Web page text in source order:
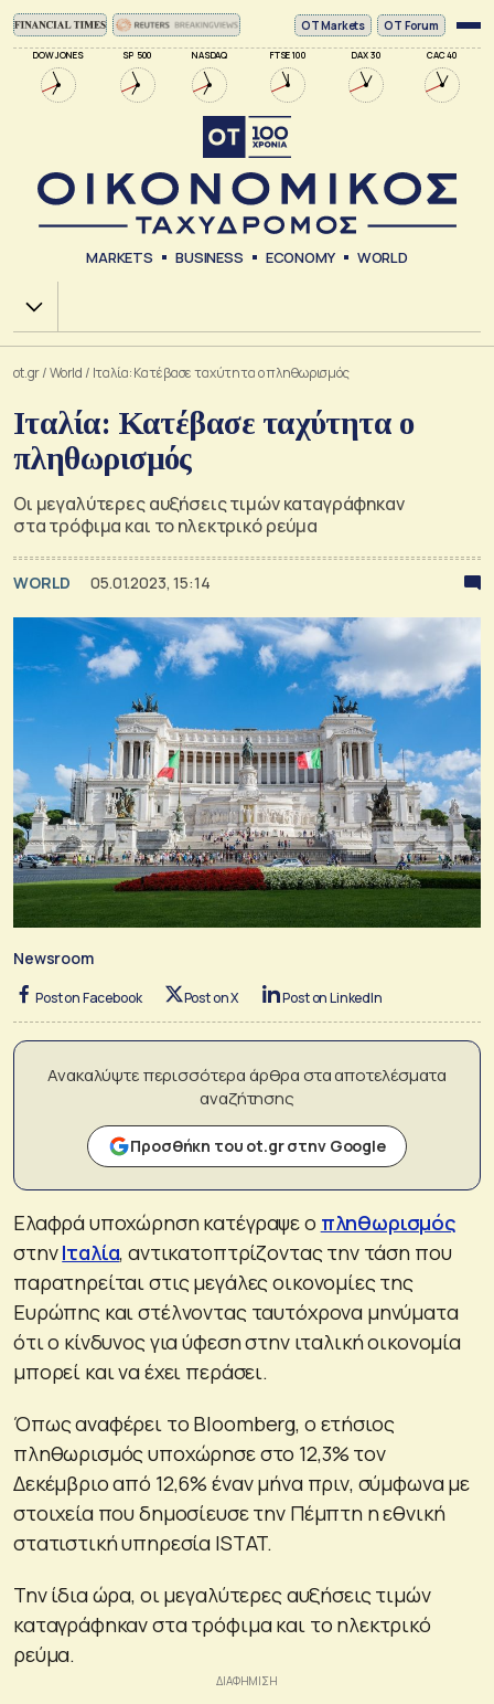
DOW JONES SP 500 NASDAQ FTSE 100 DAX 30 CAC 40
ΟΤ Markets OT Forum
MARKETS BUSINESS ECONOMY WORLD
Χ.Α.
ot.gr/World / Ιταλία: Κατέβασε ταχύτητα ο πληθωρισμός
Ιταλία: Κατέβασε ταχύτητα ο
πληθωρισμός
Οι μεγαλύτερες αυξήσεις τιμών καταγράφηκαν
στα τρόφιμα και το ηλεκτρικό ρεύμα
WORLD 05.01.2023, 15:14
Newsroom
Post on Facebook Post on X Post on LinkedIn
Ανακαλύψτε περισσότερα άρθρα στα αποτελέσματα
αναζήτησης
Προσθήκη του ot.gr στην Google
Ελαφρά υποχώρηση κατέγραψε ο πληθωρισμός
στηνΙταλία, αντικατοπτρίζοντας την τάση που
παρατηρείται στις μεγάλες οικονομίες της
Ευρώπης και στέλνοντας ταυτόχρονα μηνύματα
ότι ο κίνδυνος για ύφεση στην ιταλική οικονομία
μπορεί και να έχει περάσει.
Όπως αναφέρει το Bloomberg, ο ετήσιος
πληθωρισμός υποχώρησε στο 12,3% τον
Δεκέμβριο από 12,6% έναν μήνα πριν, σύμφωνα με
στοιχεία που δημοσίευσε την Πέμπτη η εθνική
στατιστική υπηρεσία ISTAT.
Την ίδια ώρα, οι μεγαλύτερες αυξήσεις τιμών
καταγράφηκαν στα τρόφιμα και το ηλεκτρικό
ρεύμα.